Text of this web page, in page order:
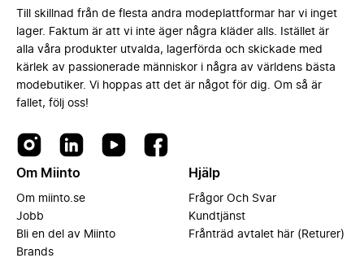
Till skillnad från de flesta andra modeplattformar har vi inget
lager. Faktum är att vi inte äger några kläder alls. Istället är
alla våra produkter utvalda, lagerförda och skickade med
kärlek av passionerade människor i några av världens bästa
modebutiker. Vi hoppas att det är något för dig. Om så är
fallet, följ oss!
Om Miinto
Om miinto.se
Jobb
Bli en del av Miinto
Brands
Hjälp
Frågor Och Svar
Kundtjänst
Frånträd avtalet här (Returer)